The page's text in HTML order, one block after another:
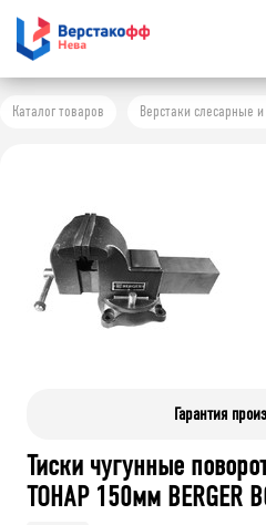
Каталог товаров Верстаки слесарные
Гарантия
Тиски чугунные
ТОНАР 150мм BERGER